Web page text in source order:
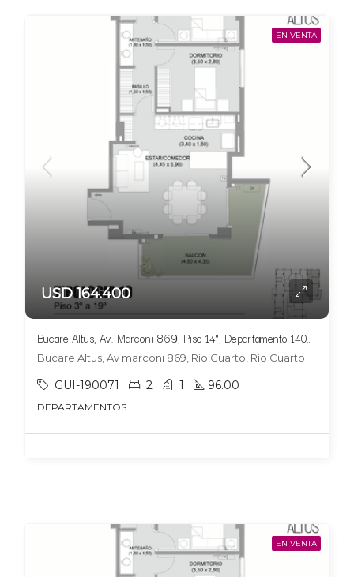
EN VENTA
USD 164.400
Bucare Altus, Av. Marconi 869, Piso 14°, Departamento 1405, Tipologia 10
Bucare Altus, Av marconi 869, Río Cuarto, Río Cuarto
GUI-190071 2 1 96.00
DEPARTAMENTOS
EN VENTA